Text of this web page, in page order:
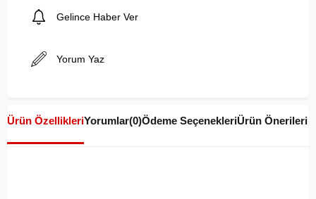
Gelince Haber Ver
Yorum Yaz
Ürün ÖzellikleriYorumlar(0)Ödeme SeçenekleriÜrün Önerileri